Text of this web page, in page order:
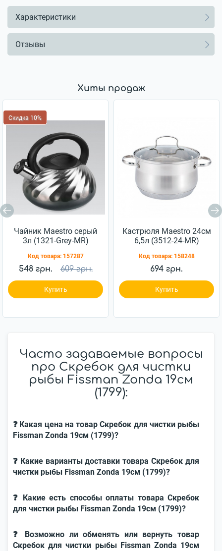
Характеристики
Отзывы
Хиты продаж
Скидка 10%
Чайник Maestro серый
3л (1321-Grey-MR)
Код товара: 157287
548 грн. 609 грн.
Купить
Кастрюля Maestro 24см
6,5л (3512-24-MR)
Код товара: 158248
694 грн.
Купить
Часто задаваемые вопросы
про Скребок для чистки
рыбы Fissman Zonda 19см
(1799):
❓ Какая цена на товар Скребок для чистки рыбы
Fissman Zonda 19см (1799)?
❓ Какие варианты доставки товара Скребок для
чистки рыбы Fissman Zonda 19см (1799)?
❓ Какие есть способы оплаты товара Скребок
для чистки рыбы Fissman Zonda 19см (1799)?
❓ Возможно ли обменять или вернуть товар
Скребок для чистки рыбы Fissman Zonda 19см